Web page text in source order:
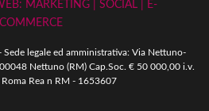
MARKETING | SOCIAL | E-
COMMERCE
legale ed amministrativa: Via Nettuno-
Nettuno (RM) Cap.Soc. € 50 000,00 i.v.
Roma Rea n RM - 1653607